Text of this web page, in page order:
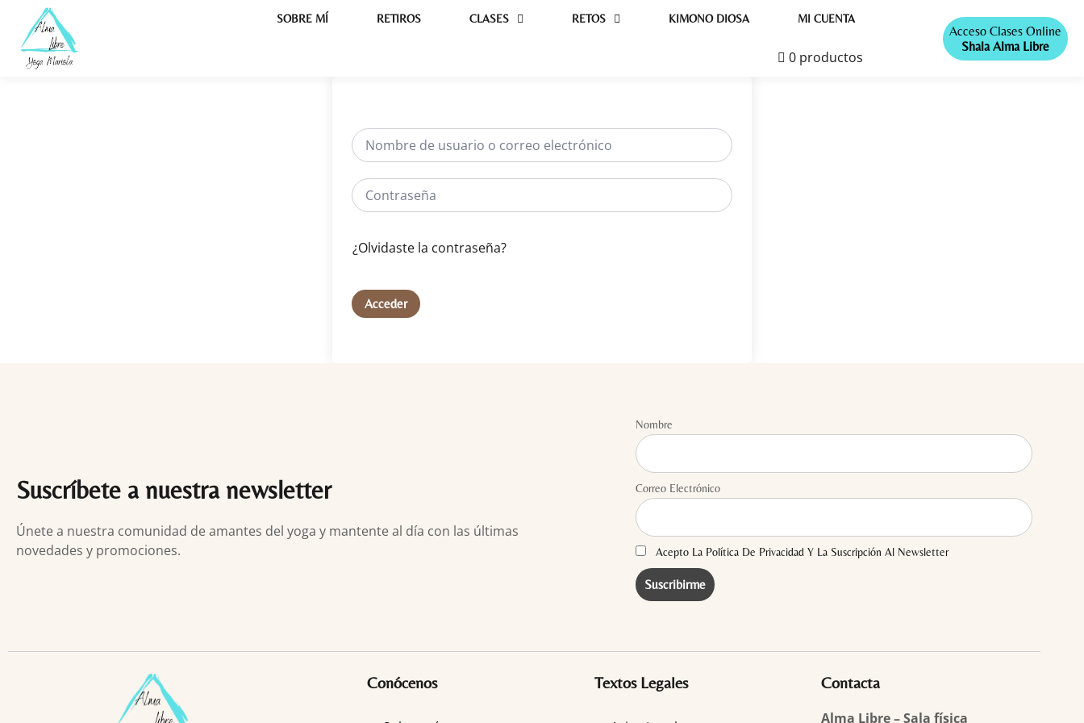
SOBRE MÍ RETIROS CLASES RETOS KIMONO DIOSA MI CUENTA
0 productos
Acceso Clases Online
Shala Alma Libre
¿Olvidaste la contraseña?
Acceder
Suscríbete a nuestra newsletter
Únete a nuestra comunidad de amantes del yoga y mantente al día con las últimas
novedades y promociones.
Nombre
Correo Electrónico
Acepto La Política De Privacidad Y La Suscripción Al Newsletter
Conócenos Textos Legales Contacta
Alma Libre – Sala física